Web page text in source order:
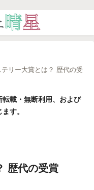
テリー大賞とは？ 歴代の受
載・無断利用、および
す。
歴代の受賞